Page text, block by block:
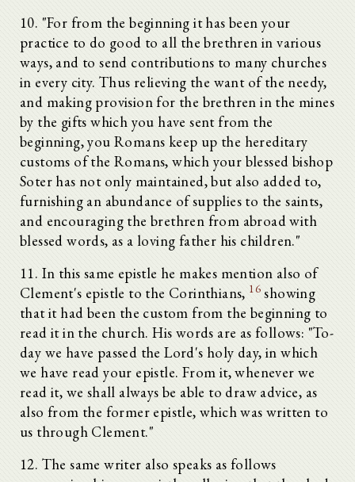
10. "For from the beginning it has been your
practice to do good to all the brethren in various
ways, and to send contributions to many churches
in every city. Thus relieving the want of the needy,
and making provision for the brethren in the mines
by the gifts which you have sent from the
beginning, you Romans keep up the hereditary
customs of the Romans, which your blessed bishop
Soter has not only maintained, but also added to,
furnishing an abundance of supplies to the saints,
and encouraging the brethren from abroad with
blessed words, as a loving father his children."
11. In this same epistle he makes mention also of
Clement's epistle to the Corinthians, 16 showing
that it had been the custom from the beginning to
read it in the church. His words are as follows: "To-
day we have passed the Lord's holy day, in which
we have read your epistle. From it, whenever we
read it, we shall always be able to draw advice, as
also from the former epistle, which was written to
us through Clement."
12. The same writer also speaks as follows